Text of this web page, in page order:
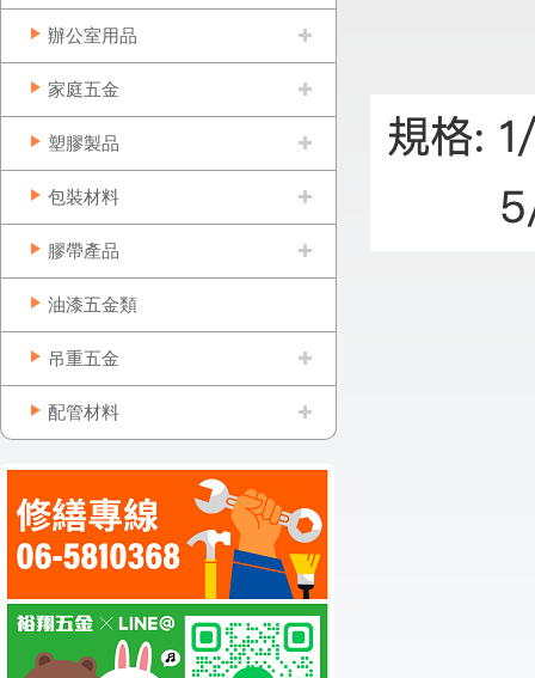
辦公室用品
家庭五金
塑膠製品
包裝材料
膠帶產品
油漆五金類
吊重五金
配管材料